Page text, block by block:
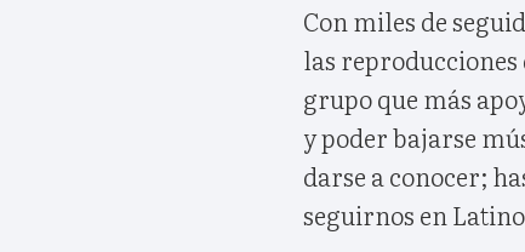
Con miles de
las reproducciones
grupo que más
y poder bajarse
darse a conocer;
seguirnos en